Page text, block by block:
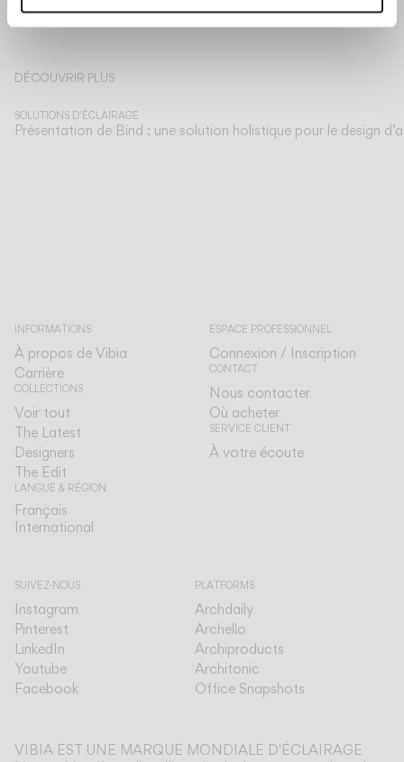
DÉCOUVRIR PLUS
En savoir plus sur Martín Azúa et les collections de Vibia sur The Edit
SOLUTIONS D'ÉCLAIRAGE
Présentation de Bind : une solution holistique pour le design
INFORMATIONS
À propos de Vibia
Carrière
COLLECTIONS
Voir tout
The Latest
Designers
The Edit
LANGUE & RÉGION
Français
International
ESPACE PROFESSIONNEL
Connexion / Inscription
CONTACT
Nous contacter
Où acheter
SERVICE CLIENT
À votre écoute
SUIVEZ-NOUS
Instagram
Pinterest
LinkedIn
Youtube
Facebook
PLATFORMS
Archdaily
Archello
Archiproducts
Architonic
Office Snapshots
VIBIA EST UNE MARQUE MONDIALE D'ÉCLAIRAGE